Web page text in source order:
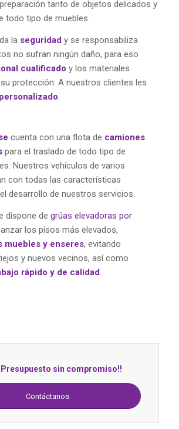
tanto de objetos delicados y
todo tipo de muebles.
la seguridady se responsabiliza
no sufran ningún daño, para eso
cualificado y los materiales
protección. A nuestros clientes les
cuenta con una flota de camiones
para el traslado de todo tipo de
Nuestros vehículos de varios
con todas las características
desarrollo de nuestros servicios.
dispone de grúas elevadoras por
los pisos más elevados,
muebles y enseres, evitando
y nuevos vecinos, así como
rápido y de calidad.
sin compromiso!!
Contáctanos